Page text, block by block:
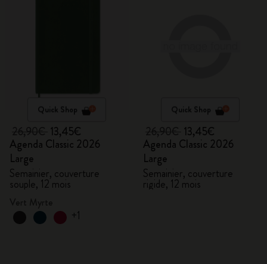
Quick Shop
13,45€
Agenda Classic 2026
Large
Semainier, couverture
souple, 12 mois
+1
Quick Shop
13,45€
Agenda Classic 2026
Large
Semainier, couverture
rigide, 12 mois